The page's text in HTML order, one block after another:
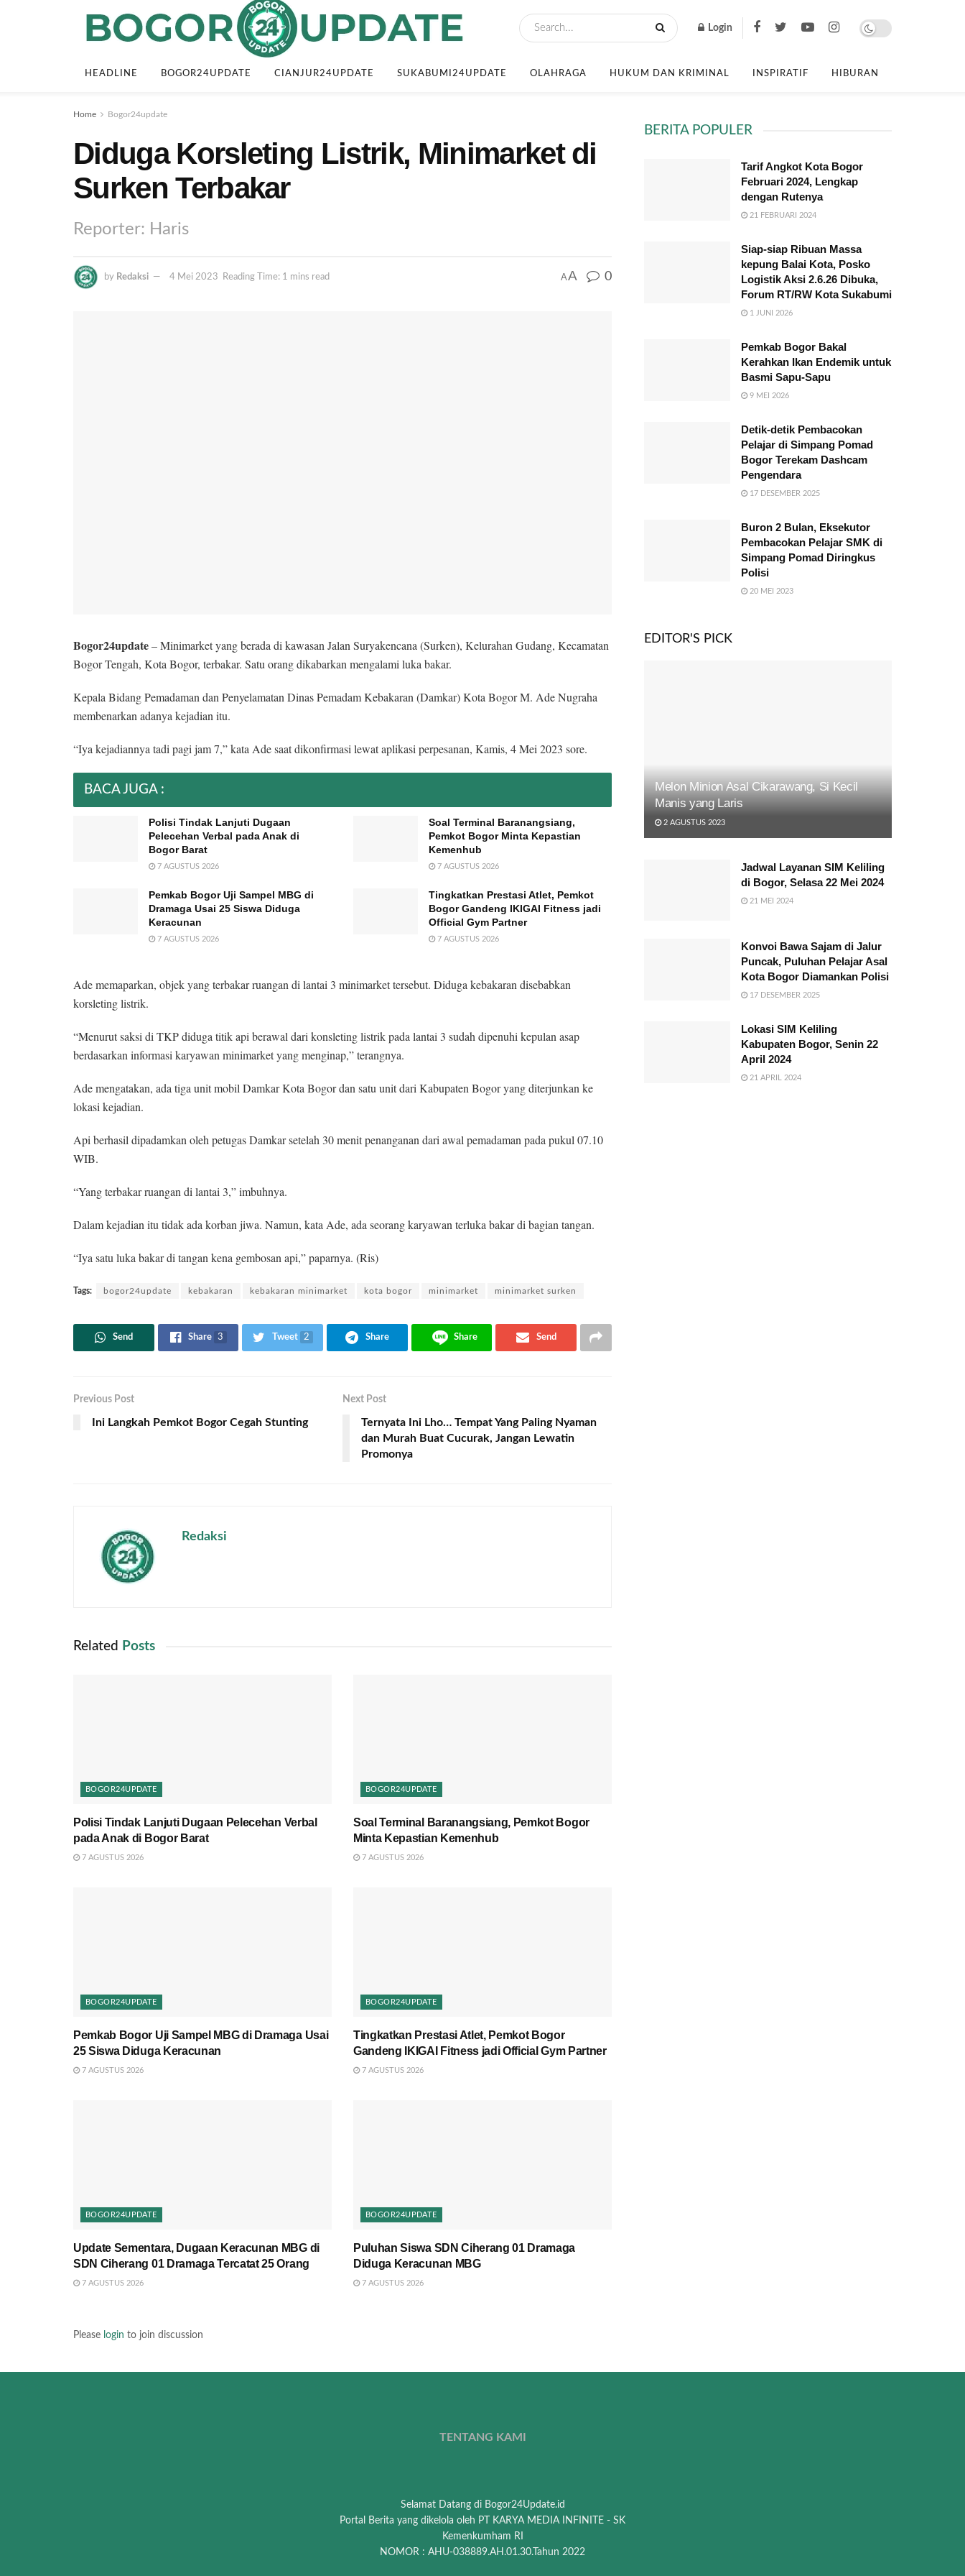
Login
HEADLINE BOGOR24UPDATE CIANJUR24UPDATE SUKABUMI24UPDATE OLAHRAGA HUKUM DAN KRIMINAL INSPIRATIF HIBURAN
Home Bogor24update
Diduga Korsleting Listrik, Minimarket di
Surken Terbakar
Reporter: Haris
by Redaksi 4 Mei 2023 Reading Time: 1 mins read AA 0
Bogor24update– Minimarket yang berada di kawasan Jalan Suryakencana (Surken), Kelurahan Gudang, Kecamatan
Bogor Tengah, Kota Bogor, terbakar. Satu orang dikabarkan mengalami luka bakar.
Kepala Bidang Pemadaman dan Penyelamatan Dinas Pemadam Kebakaran (Damkar) Kota Bogor M. Ade Nugraha
membenarkan adanya kejadian itu.
“Iya kejadiannya tadi pagi jam 7,” kata Ade saat dikonfirmasi lewat aplikasi perpesanan, Kamis, 4 Mei 2023 sore.
BACA JUGA :
Polisi Tindak Lanjuti Dugaan
Pelecehan Verbal pada Anak di
Bogor Barat
7 AGUSTUS 2026
Soal Terminal Baranangsiang,
Pemkot Bogor Minta Kepastian
Kemenhub
7 AGUSTUS 2026
Pemkab Bogor Uji Sampel MBG di
Dramaga Usai 25 Siswa Diduga
Keracunan
7 AGUSTUS 2026
Tingkatkan Prestasi Atlet, Pemkot
Bogor Gandeng IKIGAI Fitness jadi
Official Gym Partner
7 AGUSTUS 2026
Ade memaparkan, objek yang terbakar ruangan di lantai 3 minimarket tersebut. Diduga kebakaran disebabkan
korsleting listrik.
“Menurut saksi di TKP diduga titik api berawal dari konsleting listrik pada lantai 3 sudah dipenuhi kepulan asap
berdasarkan informasi karyawan minimarket yang menginap,” terangnya.
Ade mengatakan, ada tiga unit mobil Damkar Kota Bogor dan satu unit dari Kabupaten Bogor yang diterjunkan ke
lokasi kejadian.
Api berhasil dipadamkan oleh petugas Damkar setelah 30 menit penanganan dari awal pemadaman pada pukul 07.10
WIB.
“Yang terbakar ruangan di lantai 3,” imbuhnya.
Dalam kejadian itu tidak ada korban jiwa. Namun, kata Ade, ada seorang karyawan terluka bakar di bagian tangan.
“Iya satu luka bakar di tangan kena gembosan api,” paparnya. (Ris)
Tags: bogor24update kebakaran kebakaran minimarket kota bogor minimarket minimarket surken
Send Share 3 Tweet 2 Share Share Send
Previous Post
Ini Langkah Pemkot Bogor Cegah Stunting
Next Post
Ternyata Ini Lho… Tempat Yang Paling Nyaman
dan Murah Buat Cucurak, Jangan Lewatin
Promonya
Redaksi
Related Posts
BOGOR24UPDATE
Polisi Tindak Lanjuti Dugaan Pelecehan Verbal
pada Anak di Bogor Barat
7 AGUSTUS 2026
BOGOR24UPDATE
Soal Terminal Baranangsiang, Pemkot Bogor
Minta Kepastian Kemenhub
7 AGUSTUS 2026
BOGOR24UPDATE
Pemkab Bogor Uji Sampel MBG di Dramaga Usai
25 Siswa Diduga Keracunan
7 AGUSTUS 2026
BOGOR24UPDATE
Tingkatkan Prestasi Atlet, Pemkot Bogor
Gandeng IKIGAI Fitness jadi Official Gym Partner
7 AGUSTUS 2026
BOGOR24UPDATE
Update Sementara, Dugaan Keracunan MBG di
SDN Ciherang 01 Dramaga Tercatat 25 Orang
7 AGUSTUS 2026
BOGOR24UPDATE
Puluhan Siswa SDN Ciherang 01 Dramaga
Diduga Keracunan MBG
7 AGUSTUS 2026
Please login to join discussion
BERITA POPULER
Tarif Angkot Kota Bogor
Februari 2024, Lengkap
dengan Rutenya
21 FEBRUARI 2024
Siap-siap Ribuan Massa
kepung Balai Kota, Posko
Logistik Aksi 2.6.26 Dibuka,
Forum RT/RW Kota Sukabumi
1 JUNI 2026
Pemkab Bogor Bakal
Kerahkan Ikan Endemik untuk
Basmi Sapu-Sapu
9 MEI 2026
Detik-detik Pembacokan
Pelajar di Simpang Pomad
Bogor Terekam Dashcam
Pengendara
17 DESEMBER 2025
Buron 2 Bulan, Eksekutor
Pembacokan Pelajar SMK di
Simpang Pomad Diringkus
Polisi
20 MEI 2023
EDITOR'S PICK
Melon Minion Asal Cikarawang, Si Kecil
Manis yang Laris
2 AGUSTUS 2023
Jadwal Layanan SIM Keliling
di Bogor, Selasa 22 Mei 2024
21 MEI 2024
Konvoi Bawa Sajam di Jalur
Puncak, Puluhan Pelajar Asal
Kota Bogor Diamankan Polisi
17 DESEMBER 2025
Lokasi SIM Keliling
Kabupaten Bogor, Senin 22
April 2024
21 APRIL 2024
TENTANG KAMI
Selamat Datang di Bogor24Update.id
Portal Berita yang dikelola oleh PT KARYA MEDIA INFINITE - SK
Kemenkumham RI
NOMOR : AHU-038889.AH.01.30.Tahun 2022